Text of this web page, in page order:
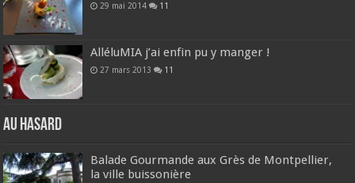
29 mai 2014 11
AlléluMIA j’ai enfin pu y manger !
27 mars 2013 11
Au hasard
Balade Gourmande aux Grès de Montpellier,
la ville buissonière